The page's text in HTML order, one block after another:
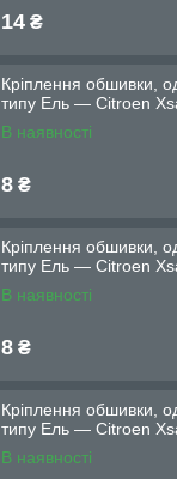
14 ₴
Кріплення обшивки,
типу Ель — Citroen
В наявності
8 ₴
Кріплення обшивки,
типу Ель — Citroen
В наявності
8 ₴
Кріплення обшивки,
типу Ель — Citroen
В наявності